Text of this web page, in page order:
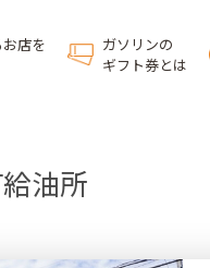
店を
ガソリンの
ギフト券とは
油所